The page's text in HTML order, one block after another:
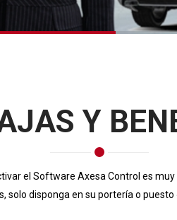
Y
el Software Axesa Control es muy
solo disponga en su portería o